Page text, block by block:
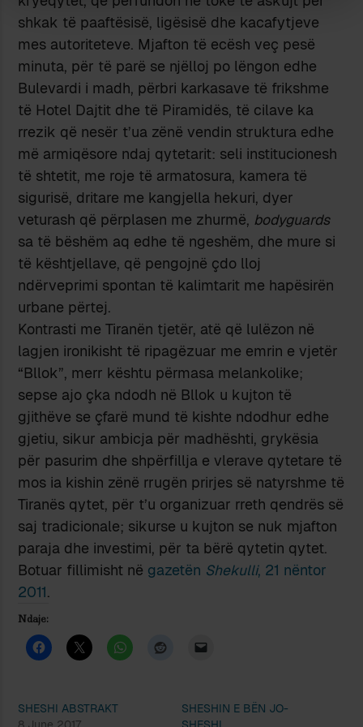
shkak të paaftësisë, ligësisë dhe kacafytjeve
mes autoriteteve. Mjafton të ecësh veç pesë
minuta, për të parë se njëlloj po lëngon edhe
Bulevardi i madh, përbri karkasave të frikshme
të Hotel Dajtit dhe të Piramidës, të cilave ka
rrezik që nesër t’ua zënë vendin struktura edhe
më armiqësore ndaj qytetarit: seli institucionesh
të shtetit, me roje të armatosura, kamera të
sigurisë, dritare me kangjella hekuri, dyer
veturash që përplasen me zhurmë, bodyguards
sa të bëshëm aq edhe të ngeshëm, dhe mure si
të kështjellave, që pengojnë çdo lloj
ndërveprimi spontan të kalimtarit me hapësirën
urbane përtej.
Kontrasti me Tiranën tjetër, atë që lulëzon në
lagjen ironikisht të ripagëzuar me emrin e vjetër
“Bllok”, merr kështu përmasa melankolike;
sepse ajo çka ndodh në Bllok u kujton të
gjithëve se çfarë mund të kishte ndodhur edhe
gjetiu, sikur ambicja për madhështi, grykësia
për pasurim dhe shpërfillja e vlerave qytetare të
mos ia kishin zënë rrugën prirjes së natyrshme të
Tiranës qytet, për t’u organizuar rreth qendrës së
saj tradicionale; sikurse u kujton se nuk mjafton
paraja dhe investimi, për ta bërë qytetin qytet.
Botuar fillimisht në gazetën Shekulli, 21 nëntor
2011.
Ndaje:
SHESHI ABSTRAKT
SHESHIN E BËN JO-